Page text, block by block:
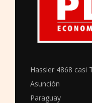
Hassler 4868 casi
Asunción
Paraguay